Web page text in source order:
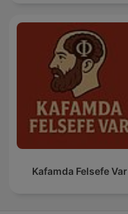
Kafamda Felsefe Var